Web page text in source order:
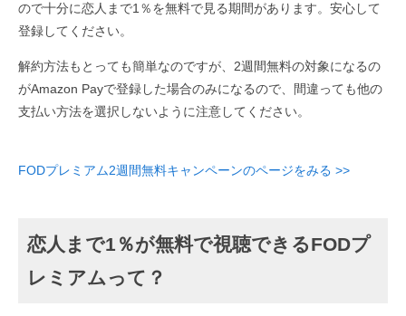
ので十分に恋人まで1％を無料で見る期間があります。安心して
登録してください。
解約方法もとっても簡単なのですが、2週間無料の対象になるの
がAmazon Payで登録した場合のみになるので、間違っても他の
支払い方法を選択しないように注意してください。
FODプレミアム2週間無料キャンペーンのページをみる >>
恋人まで1％が無料で視聴できるFODプ
レミアムって？